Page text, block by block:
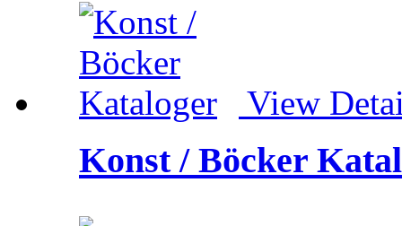
View
Konst / Böcker